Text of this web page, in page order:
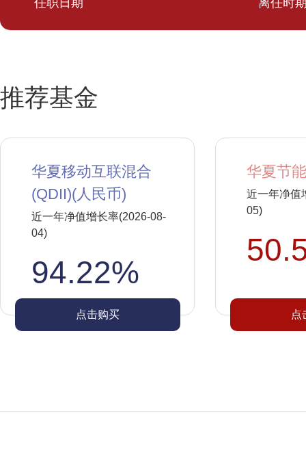
任职日期 离任时
推荐基金
华夏移动互联混合
(QDII)(人民币)
近一年净值增长率(2026-08-
04)
94.22%
点击购买
华夏节
近一年净值
05)
点